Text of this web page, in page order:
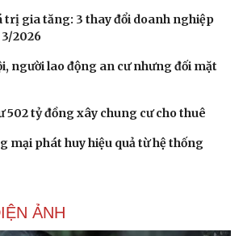
trị gia tăng: 3 thay đổi doanh nghiệp
3/2026
người lao động an cư nhưng đối mặt
502 tỷ đồng xây chung cư cho thuê
mại phát huy hiệu quả từ hệ thống
ẢNH